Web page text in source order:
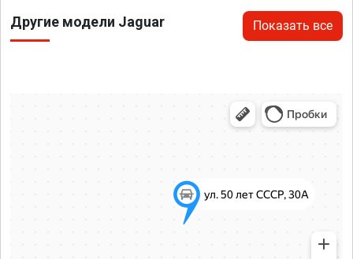
Другие модели Jaguar Показать все